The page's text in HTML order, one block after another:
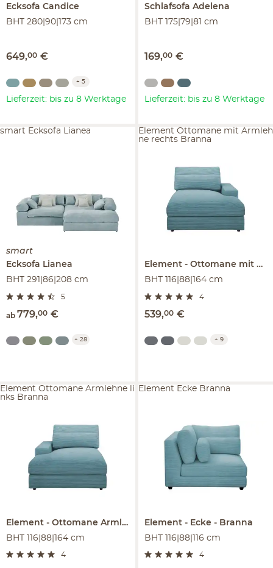
Ecksofa Candice
BHT 280|90|173 cm
649,00 €
+ 5
Lieferzeit: bis zu 8 Werktage
Schlafsofa Adelena
BHT 175|79|81 cm
169,00 €
Lieferzeit: bis zu 8 Werktage
smart
Ecksofa Lianea
BHT 291|86|208 cm
5
ab 779,00 €
smart Ecksofa Lianea
+ 28
Element
Ottomane mit Armlehne rechts
BHT 116|88|164 cm
4
539,00 €
Element Ottomane mit Armleh
ne rechts Branna
+ 9
Element Ottomane Armlehne links
Branna
BHT 116|88|164 cm
4
Element Ottomane Armlehne li
nks Branna
Element Ecke
Branna
BHT 116|88|116 cm
4
Element Ecke Branna